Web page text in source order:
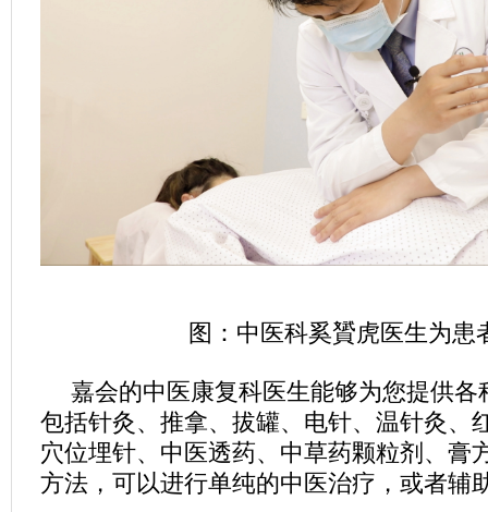
图：中医科奚贇虎医生为患
嘉会的中医康复科医生能够为您提供各
包括针灸、推拿、拔罐、电针、温针灸、
穴位埋针、中医透药、中草药颗粒剂、膏
方法，可以进行单纯的中医治疗，或者辅